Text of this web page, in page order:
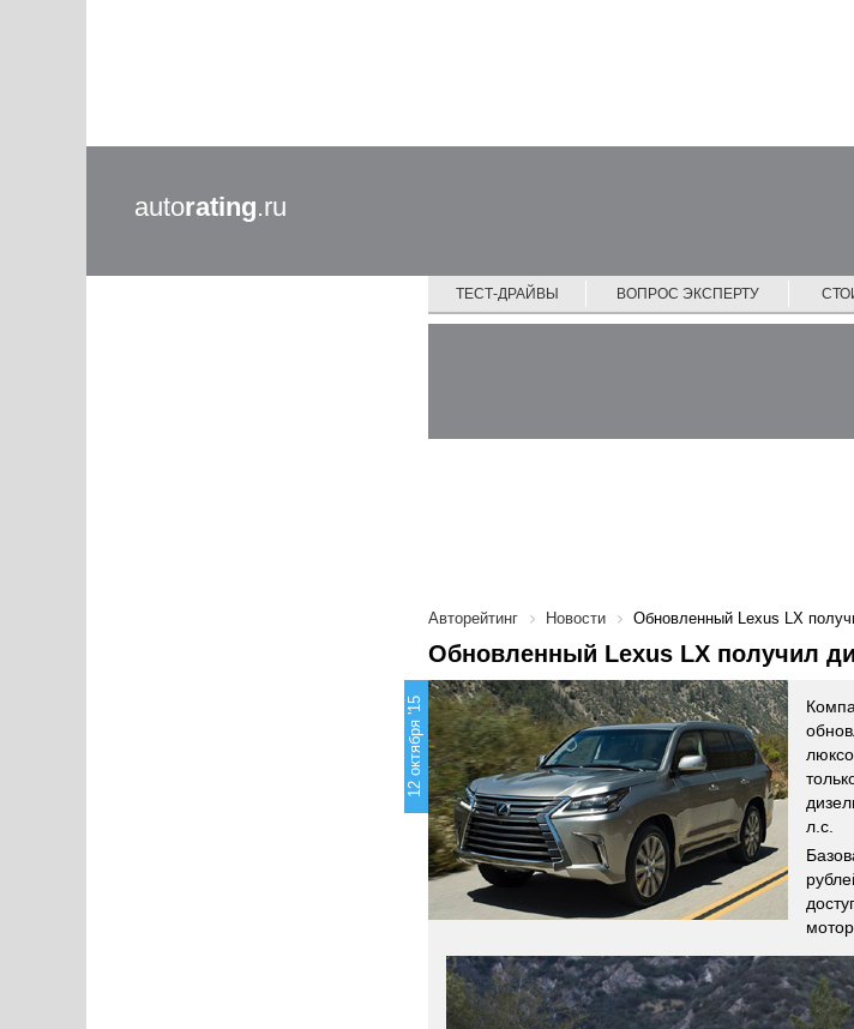
autorating.ru
ТЕСТ-ДРАЙВЫ ВОПРОС ЭКСПЕРТУ
Авторейтинг Новости Обновленный Lexus LX
Обновленный Lexus LX получил
12 октября '15
л.с.